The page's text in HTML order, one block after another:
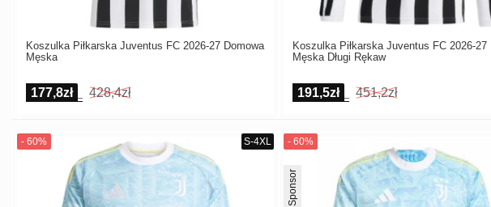
Koszulka Piłkarska Juventus FC 2026-27 Domowa
Męska
177,8zł 428,4zł
Koszulka Piłkarska Juventus FC 2026-27
Męska Długi Rękaw
191,5zł 451,2zł
Sponsor